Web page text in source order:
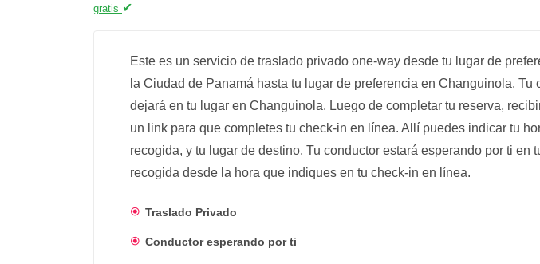
gratis ✔
Este es un servicio de traslado privado one-way desde tu lugar de
la Ciudad de Panamá hasta tu lugar de preferencia en Changuinola. Tu
dejará en tu lugar en Changuinola. Luego de completar tu reserva,
un link para que completes tu check-in en línea. Allí puedes indicar tu
recogida, y tu lugar de destino. Tu conductor estará esperando por ti en
recogida desde la hora que indiques en tu check-in en línea.
Traslado Privado
Conductor esperando por ti